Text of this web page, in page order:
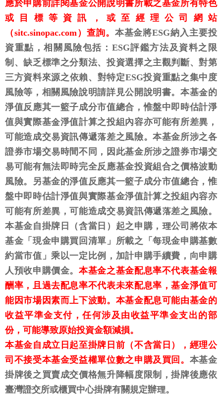
應於申購前詳閱基金公開說明書所載之基金所有特色
或目標等資訊，或至經理公司網站
（sitc.sinopac.com）查詢。 本基金將ESG納入主要投
資重點，相關風險包括：ESG評鑑方法及資料之限
制、缺乏標準之分類法、投資選擇之主觀判斷、對第
三方資料來源之依賴、對特定ESG投資重點之集中度
風險等，相關風險說明請詳見公開說明書。本基金的
淨值反應其一籃子成分市值總合，惟盤中即時估計淨
值與實際基金淨值計算之投組內容亦可能有所差異，
可能造成交易資訊傳遞落差之風險。本基金所涉之各
證券市場交易時間不同，因此基金所涉之證券市場交
易可能有無法即時完全反應基金投資組合之價格波動
風險。另基金的淨值反應其一籃子成分市值總合，惟
盤中即時估計淨值與實際基金淨值計算之投組內容亦
可能有所差異，可能造成交易資訊傳遞落差之風險。
本基金自掛牌日（含當日）起之申購，理公司將依本
基金「現金申購買回清單」所載之「每現金申購基數
約當市值」乘以一定比例，加計申購手續費，向申購
人預收申購價金。本基金之基金配息率不代表基金報
酬率，且過去配息率不代表未來配息率，基金淨值可
能因市場因素而上下波動。本基金配息可能由基金的
收益平準金支付，任何涉及由收益平準金支出的部
份，可能導致原始投資金額減損。
本基金自成立日起至掛牌日前（不含當日），經理公
司不接受本基金受益權單位數之申購及買回。 本基金
掛牌後之買賣成交價格無升降幅度限制，掛牌後應依
臺灣證交所或櫃買中心掛牌有關規定辦理。